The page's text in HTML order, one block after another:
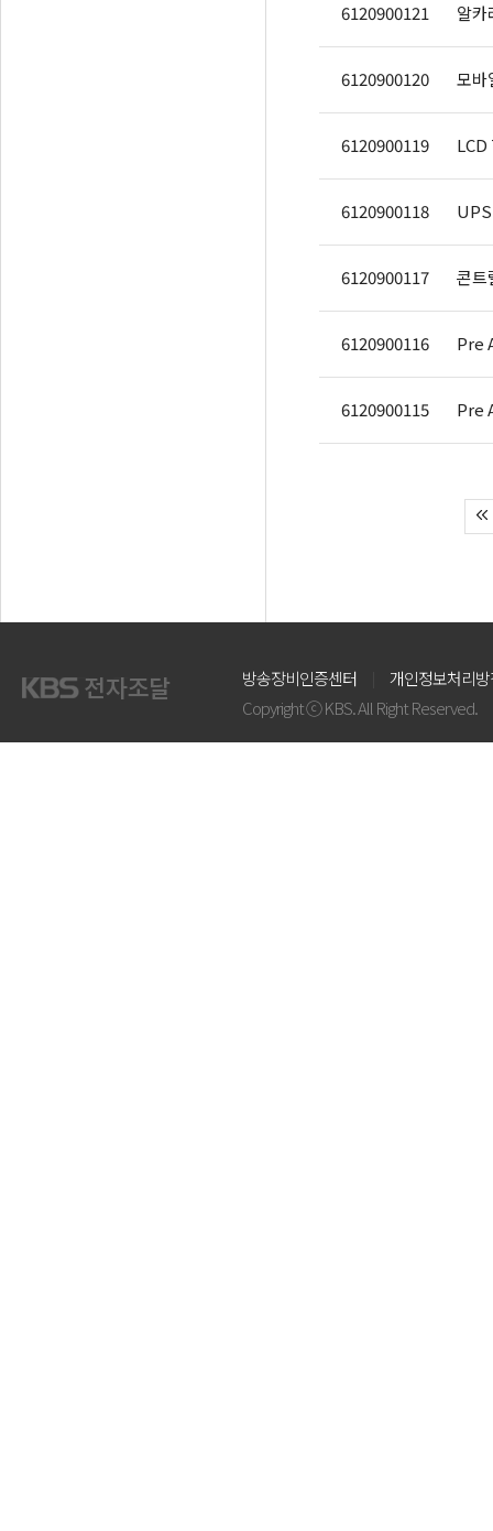
6120900121 알카
6120900120
6120900119 LCD
6120900118
6120900117 콘트
6120900116 Pre
6120900115 Pre
방송장비인증센터
개인정보처리
Copyright ⓒ KBS. All Right Reserved.